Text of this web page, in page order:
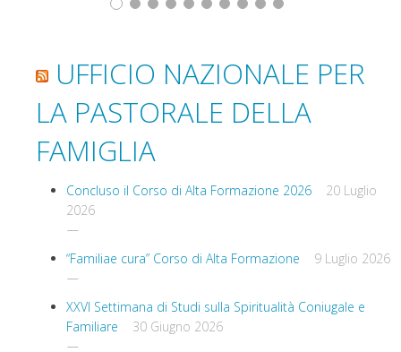
UFFICIO NAZIONALE PER
LA PASTORALE DELLA
FAMIGLIA
Concluso il Corso di Alta Formazione 2026
20 Luglio
2026
“Familiae cura” Corso di Alta Formazione 9 Luglio 2026
XXVI Settimana di Studi sulla Spiritualità Coniugale e
Familiare
30 Giugno 2026